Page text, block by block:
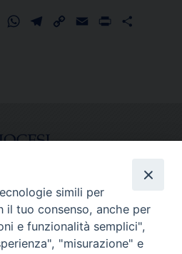
PinterestWhatsApp
Telegram
Copy Email Print
simili per
il tuo consenso, anche per
e funzionalità semplici",
"misurazione" e